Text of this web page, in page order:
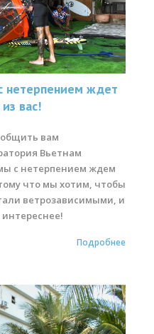
нетерпением ждет
вас!
вам
Вьетнам
с нетерпением ждем
что мы хотим, чтобы
ветрозависимыми, и
Подробнее